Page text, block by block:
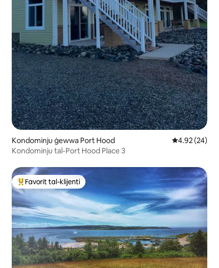
Kondominju ġewwa Port Hood Rating medju
4.92 (24)
Kondominju tal-Port Hood Place 3
Wieħed mill-aqwa favoriti tal-klijenti
Favorit tal-klijenti